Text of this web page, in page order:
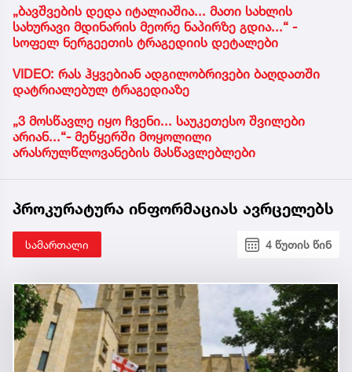
„ბავშვების დედა იტალიაშია... მათი სახლის
სახურავი მდინარის მეორე ნაპირზე გდია...“ -
სოფელ ნერგეეთის ტრაგედიის დეტალები
VIDEO: რას ჰყვებიან ადგილობრივები ბაღდათში
დატრიალებულ ტრაგედიაზე
„3 მოსწავლე იყო ჩვენი... საუკეთესო შვილები
არიან...“- მეწყერში მოყოლილი
არასრულწლოვანების მასწავლებლები
პროკურატურა ინფორმაციას ავრცელებს
სამართალი 4 წუთის წინ